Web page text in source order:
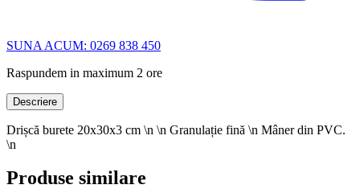
SUNA ACUM: 0269 838 450
Raspundem in maximum 2 ore
Descriere
Drișcă burete 20x30x3 cm \n \n Granulație fină \n Mâner din PVC.
\n
Produse similare